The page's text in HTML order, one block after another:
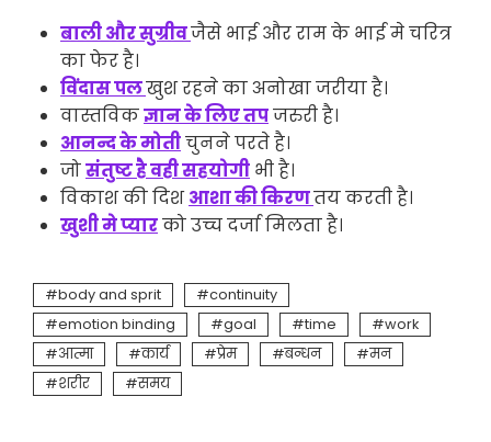
बाली और सुग्रीवजैसे भाई और राम के भाई मे चरित्र
का फेर है।
विंदास पलखुश रहने का अनोखा जरीया है।
वास्तविकज्ञान के लिए तपजरुरी है।
आनन्द के मोतीचुनने परते है।
जोसंंतुष्ट है वही सहयोगी भी है।
विकाश की दिशआशा की किरणतय करती है।
खुशी मे प्यारको उच्च दर्जा मिलता है।
body and sprit
continuity
emotion binding
goal time
work
आत्मा
कार्य प्रेम बन्धन
मन
शरीर
समय